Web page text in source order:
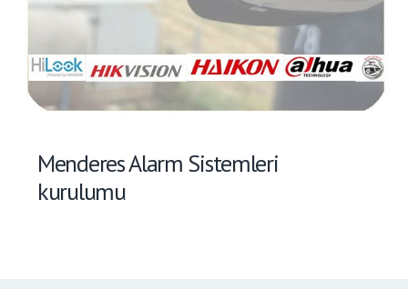
Menderes Alarm Sistemleri
kurulumu